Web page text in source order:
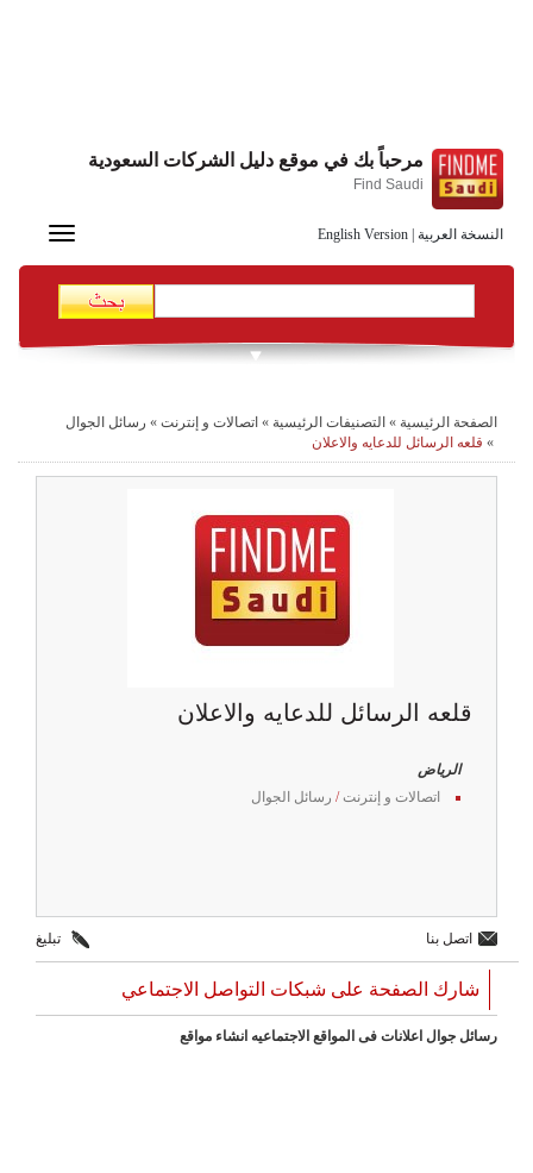
النسخة العربية English Version
مرحباً بك في موقع دليل الشركات السعودية
Find Saudi
Toggle
الصفحة الرئيسية » التصنيفات الرئيسية » اتصالات و إنترنت » رسائل الجوال
» قلعه الرسائل للدعايه والاعلان
قلعه الرسائل للدعايه والاعلان
الرياض
اتصالات و إنترنت/ رسائل الجوال
اتصل بنا تبليغ
شارك الصفحة على شبكات التواصل الاجتماعي
رسائل جوال اعلانات فى المواقع الاجتماعيه انشاء مواقع